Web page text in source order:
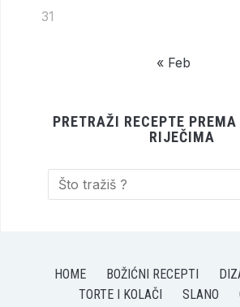
31
« Feb
PRETRAŽI RECEPTE
RIJEČIMA
HOME BOŽIĆNI RECEPTI
TORTE I KOLAČI
SLANO